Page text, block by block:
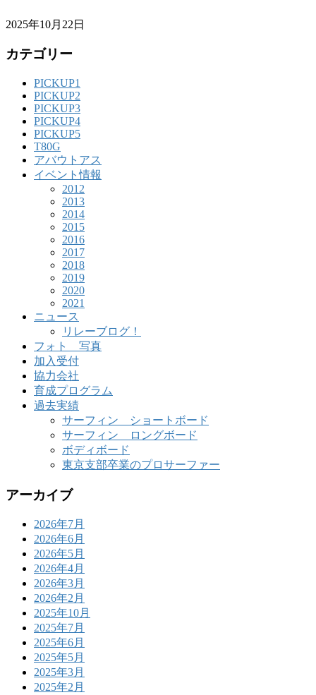
2025年10月22日
カテゴリー
PICKUP1
PICKUP2
PICKUP3
PICKUP4
PICKUP5
T80G
アバウトアス
イベント情報
2012
2013
2014
2015
2016
2017
2018
2019
2020
2021
ニュース
リレーブログ！
フォト 写真
加入受付
協力会社
育成プログラム
過去実績
サーフィン ショートボード
サーフィン ロングボード
ボディボード
東京支部卒業のプロサーファー
アーカイブ
2026年7月
2026年6月
2026年5月
2026年4月
2026年3月
2026年2月
2025年10月
2025年7月
2025年6月
2025年5月
2025年3月
2025年2月